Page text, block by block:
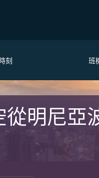
刻 班
明尼亞